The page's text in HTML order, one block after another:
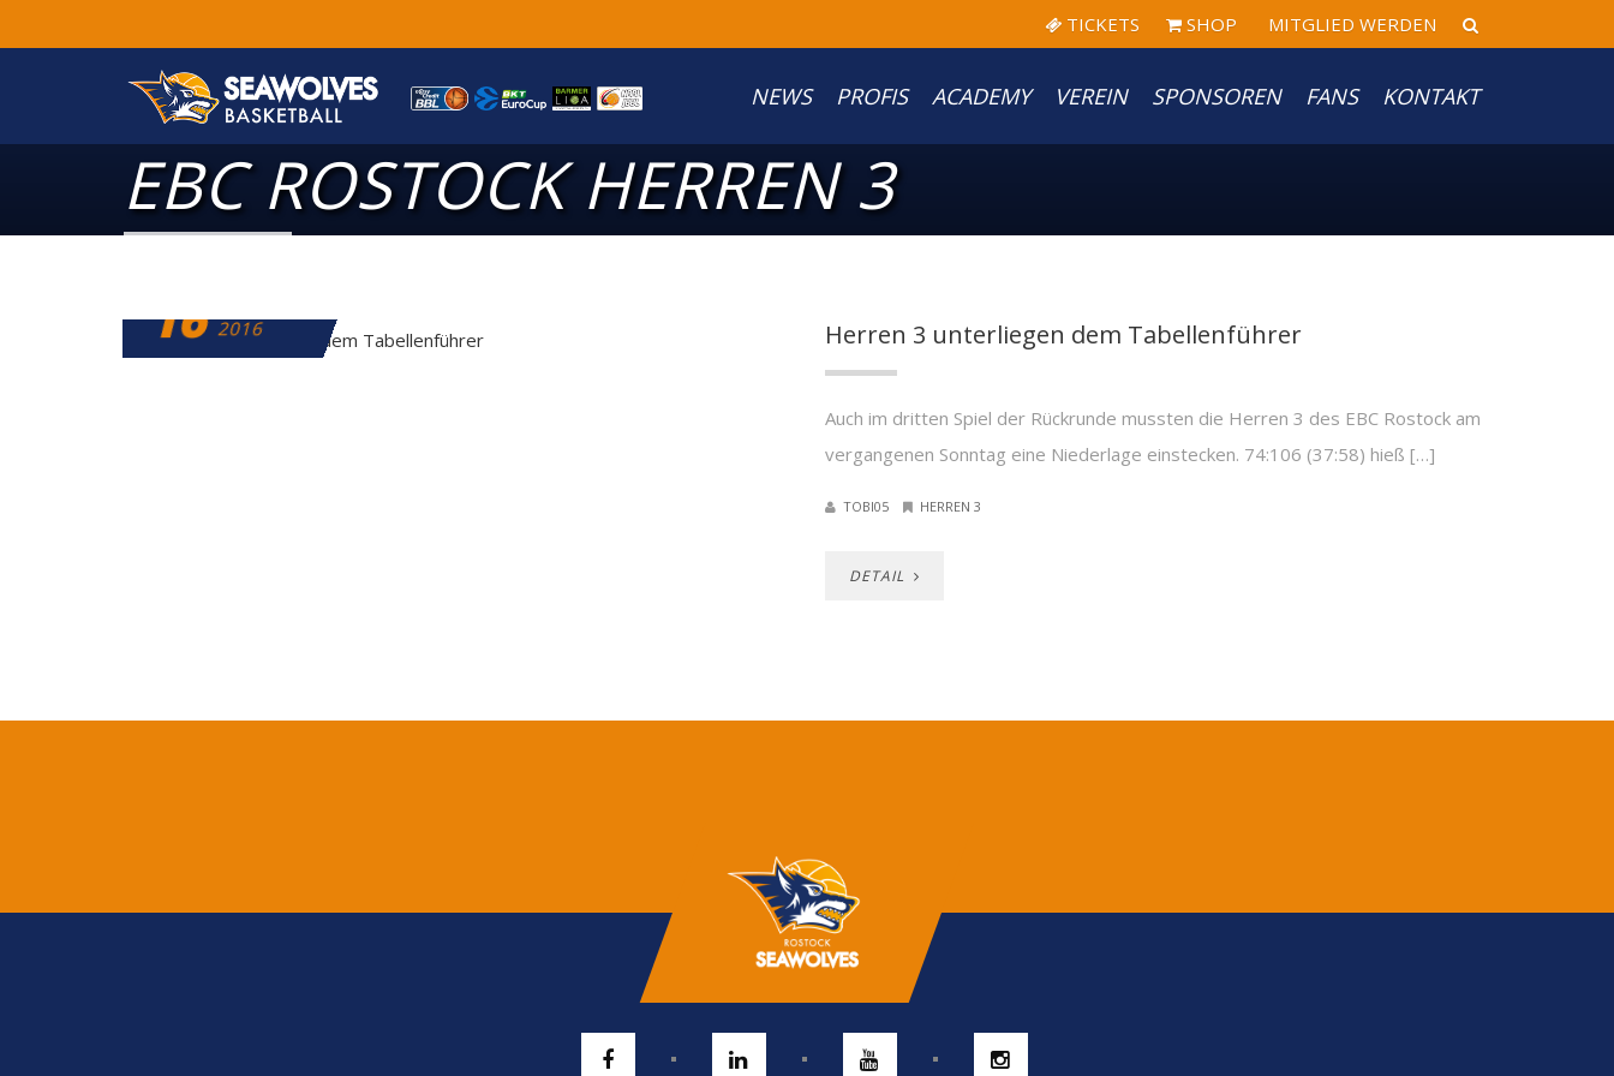
TICKETS SHOP MITGLIED WERDEN
NEWS PROFIS ACADEMY VEREIN SPONSOREN FANS KONTAKT
EBC ROSTOCK HERREN 3
16 2016
Herren 3 unterliegen dem Tabellenführer
Auch im dritten Spiel der Rückrunde mussten die Herren 3 des EBC Rostock am
vergangenen Sonntag eine Niederlage einstecken. 74:106 (37:58) hieß […]
TOBI05 HERREN 3
DETAIL